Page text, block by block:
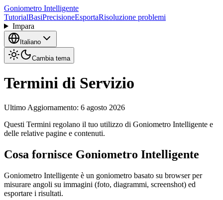
Goniometro Intelligente
TutorialBasiPrecisioneEsportaRisoluzione problemi
Impara
Italiano
Cambia tema
Termini di Servizio
Ultimo Aggiornamento: 6 agosto 2026
Questi Termini regolano il tuo utilizzo di Goniometro Intelligente e
delle relative pagine e contenuti.
Cosa fornisce Goniometro Intelligente
Goniometro Intelligente è un goniometro basato su browser per
misurare angoli su immagini (foto, diagrammi, screenshot) ed
esportare i risultati.